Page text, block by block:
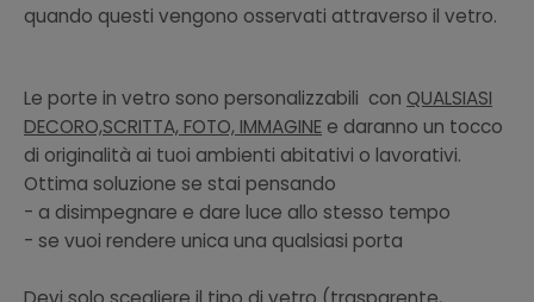
quando questi vengono osservati attraverso il vetro.
Le porte in vetro sono personalizzabili con QUALSIASI
DECORO,SCRITTA, FOTO, IMMAGINE e daranno un tocco
di originalità ai tuoi ambienti abitativi o lavorativi.
Ottima soluzione se stai pensando
- a disimpegnare e dare luce allo stesso tempo
- se vuoi rendere unica una qualsiasi porta